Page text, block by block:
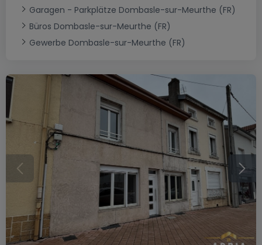
Garagen - Parkplätze Dombasle-sur-Meurthe (FR)
Büros Dombasle-sur-Meurthe (FR)
Gewerbe Dombasle-sur-Meurthe (FR)